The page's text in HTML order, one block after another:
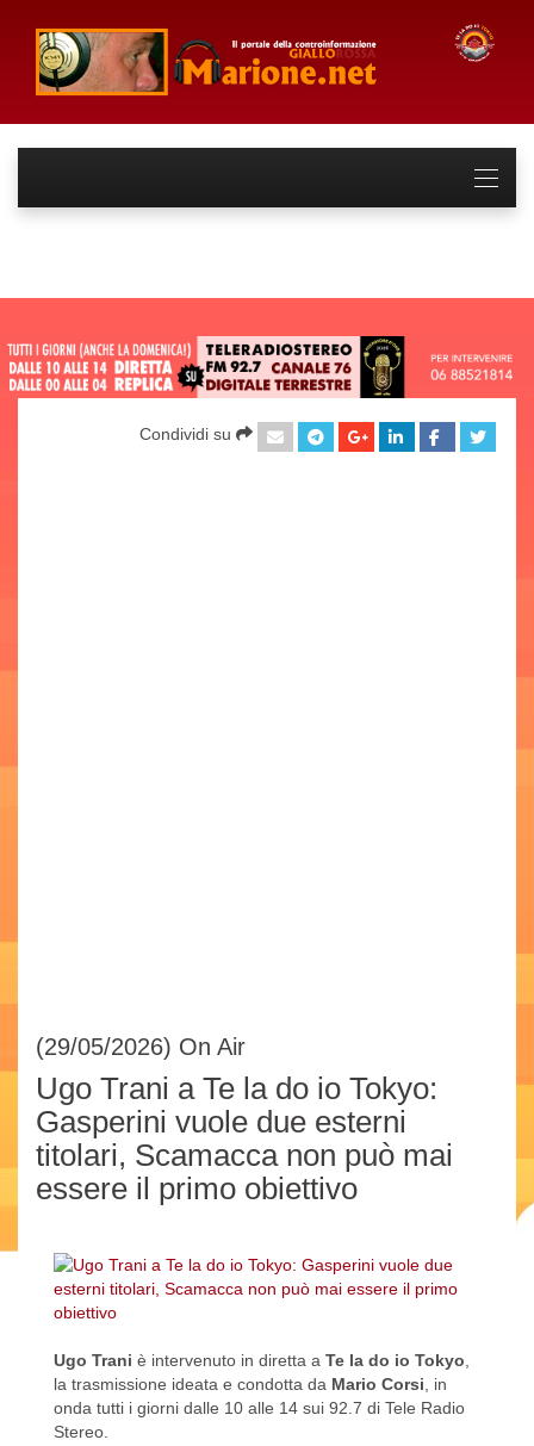
Condividi su
(29/05/2026) On Air
Ugo Trani a Te la do io Tokyo:
Gasperini vuole due esterni
titolari, Scamacca non può mai
essere il primo obiettivo
Ugo Trani è intervenuto in diretta a Te la do io Tokyo,
la trasmissione ideata e condotta da Mario Corsi, in
onda tutti i giorni dalle 10 alle 14 sui 92.7 di Tele Radio
Stereo.